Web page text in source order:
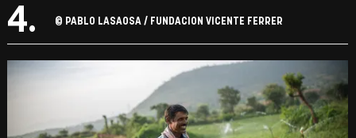
4. © PABLO LASAOSA / FUNDACION VICENTE FERRER